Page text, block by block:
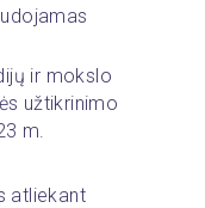
ir mokslo
užtikrinimo
m.
atliekant